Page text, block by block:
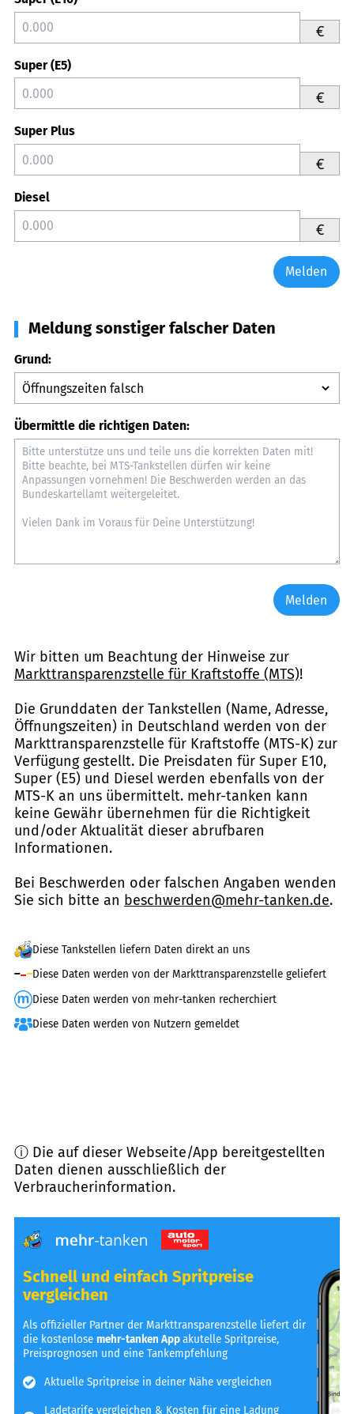
€
Super (E5)
€
Super Plus
€
Diesel
€
Melden
Meldung sonstiger falscher Daten
Grund:
Übermittle die richtigen Daten:
Melden
Wir bitten um Beachtung der Hinweise zur
Markttransparenzstelle für Kraftstoffe (MTS)!
Die Grunddaten der Tankstellen (Name, Adresse,
Öffnungszeiten) in Deutschland werden von der
Markttransparenzstelle für Kraftstoffe (MTS-K) zur
Verfügung gestellt. Die Preisdaten für Super E10,
Super (E5) und Diesel werden ebenfalls von der
MTS-K an uns übermittelt. mehr-tanken kann
keine Gewähr übernehmen für die Richtigkeit
und/oder Aktualität dieser abrufbaren
Informationen.
Bei Beschwerden oder falschen Angaben wenden
Sie sich bitte an beschwerden@mehr-tanken.de.
Diese Tankstellen liefern Daten direkt an uns
Diese Daten werden von der Markttransparenzstelle geliefert
Diese Daten werden von mehr-tanken recherchiert
Diese Daten werden von Nutzern gemeldet
ⓘ Die auf dieser Webseite/App bereitgestellten
Daten dienen ausschließlich der
Verbraucherinformation.
Schnell und einfach Spritpreise
vergleichen
Als offizieller Partner der Markttransparenzstelle liefert dir
die kostenlosemehr-tanken Appakutelle Spritpreise,
Preisprognosen und eine Tankempfehlung
Aktuelle Spritpreise in deiner Nähe vergleichen
Ladetarife vergleichen & Kosten für eine Ladung